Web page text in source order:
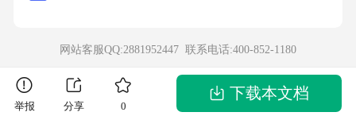
—症状：高速行驶中突然掉速，发动机故障灯
网站客服QQ:2881952447 联系电话:400-852-1180
举报 分享 0
下载本文档